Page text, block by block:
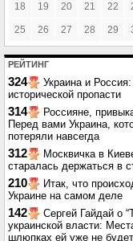
18 19 20 21 22
25 26 27 28 29
РЕЙТИНГ
324
Украина и
исторической пропасти
314
Россияне,
Перед вами Украина,
потеряли навсегда
312
Москвичка в
старалась держаться в
210
Итак, что
Украине на самом деле
142
Сергей Гайдай о
украинской власти:
шлюпках ей уже не будет